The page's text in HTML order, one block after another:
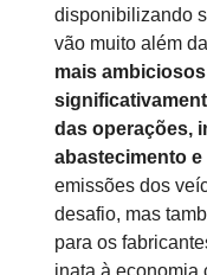
disponibilizando
vão muito além
mais
das operações,
abastecimento
emissões dos
desafio, mas
para os
inata à economia